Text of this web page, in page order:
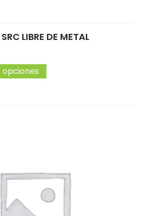
LIBRE DE METAL